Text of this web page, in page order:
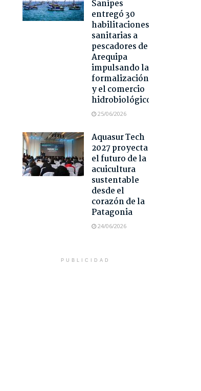
Sanipes
entregó 30
habilitaciones
sanitarias a
pescadores de
Arequipa
impulsando la
formalización
y el comercio
hidrobiológico
25/06/2026
Aquasur Tech
2027 proyecta
el futuro de la
acuicultura
sustentable
desde el
corazón de la
Patagonia
24/06/2026
PUBLICIDAD